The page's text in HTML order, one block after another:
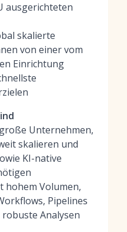
ausgerichteten
skalierte
von einer vom
Einrichtung
Unternehmen,
skalieren und
KI-native
hohem Volumen,
Pipelines
Analysen